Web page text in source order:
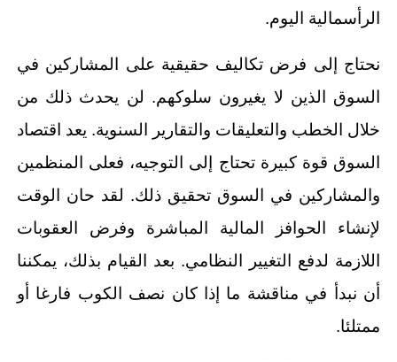
الرأسمالية اليوم.
نحتاج إلى فرض تكاليف حقيقية على المشاركين في
السوق الذين لا يغيرون سلوكهم. لن يحدث ذلك من
خلال الخطب والتعليقات والتقارير السنوية. يعد اقتصاد
السوق قوة كبيرة تحتاج إلى التوجيه، فعلى المنظمين
والمشاركين في السوق تحقيق ذلك. لقد حان الوقت
لإنشاء الحوافز المالية المباشرة وفرض العقوبات
اللازمة لدفع التغيير النظامي. بعد القيام بذلك، يمكننا
أن نبدأ في مناقشة ما إذا كان نصف الكوب فارغا أو
ممتلئا.